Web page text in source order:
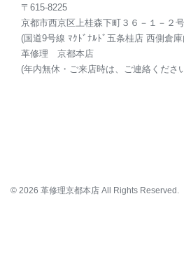
〒615-8225
京都市西京区上桂森下町３６－１－２号
(国道9号線 ﾏｸﾄﾞﾅﾙﾄﾞ五条桂店 西側倉
革修理 京都本店
(年内無休・ご来店時は、ご連絡くださ
© 2026 革修理京都本店 All Rights Reserved.